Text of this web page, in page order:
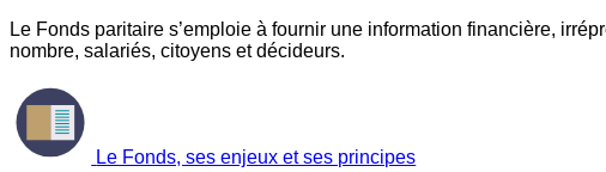
Le Fonds paritaire s’emploie à fournir une information financière,
nombre, salariés, citoyens et décideurs.
Le Fonds, ses enjeux et ses principes